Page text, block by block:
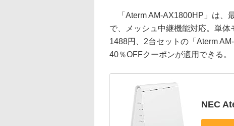
「Aterm AM-AX1800HP」は、
で、メッシュ中継機能対応。単
1488円、2台セットの「Aterm
40％OFFクーポンが適用できる。
NEC